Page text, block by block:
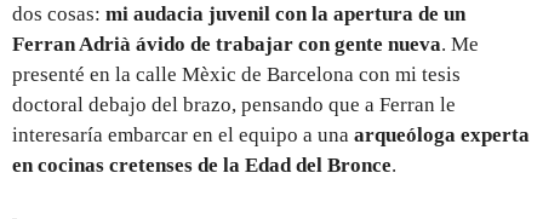
dos cosas: mi audacia juvenil con la apertura de un
Ferran Adrià ávido de trabajar con gente nueva. Me
presenté en la calle Mèxic de Barcelona con mi tesis
doctoral debajo del brazo, pensando que a Ferran le
interesaría embarcar en el equipo a una arqueóloga experta
en cocinas cretenses de la Edad del Bronce.